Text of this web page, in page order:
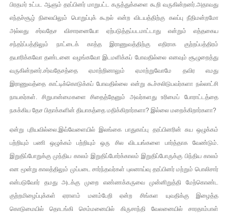
பிரதமர் உட்பட ஆளும் தரப்பினர் மாறுபட்ட கருத்துக்களை கூறி வருகின்றனர்.அதாவது
எந்தச்சூழ் நிலையிலும் பொறுப்புக் கூறல் என்ற விடயத்திற்கு கலப்பு நீதிமன்றமோ
அல்லது சர்வதேச விசாரனையோ ஏற்படுத்தப்படமாட்டாது என்றும் எத்தகைய
சந்தர்ப்பத்திலும் நாட்டைக் காத்த இராணுவத்திற்கு எதிராக குற்றப்பத்திரம்
தயாரிக்கவோ தண்டனை வழங்கவோ இடமளிக்கப் போவதில்லை எனவும் சூழுறைத்து
வருகின்றனர்.சர்வதேசத்தை ஏமாற்றினாலும் ஏமாற்றுவோமே தவிர எமது
இராணுவத்தை காட்டிக்கொடுக்கப் போவதில்லை என்று கூச்சலிடுபவர்களா நல்லாட்சி
நாயகர்கள். சிறுபான்மைகளை சிதைத்தேனும் அவர்களது உரிமைப் போராட்டத்தை
நசுக்கிய தேச பிதாக்களின் தியாகத்தை மதிக்கிறார்களா? இல்லை மறைக்கிறார்களா?
ஏன்று புரியவில்லை.இவ்வேளையில் இலங்கை பாதுகாப்பு தரப்பினரின் சுய ஒழுக்கம்
பற்றியும் பணி ஒழுக்கம் பற்றியும் ஒரு சில விடயங்களை பார்த்தாக வேண்டும்.
இறுதிப்போறுக்கு முந்திய காலம் இறுதிப்போர்க்காலம் இறுதிப்போருக்கு பிந்திய காலம்
என மூன்று காலத்திலும் முப்படை சார்ந்தவர்கள் புலனாய்வு தரப்பினர் மற்றும் பொலிசார்
என்படுவோர் தமது அடக்கு முறை எண்ணக்கருவை முன்னிறுத்தி மேற்கொண்ட
குற்றமிழைப்புக்கள் ஏராளம் மனம்பேறி ஏன்ற சிங்கள யுவதிக்கு இழைத்த
கொடுமையில் தொடங்கி செம்மனையில் கிருசாந்தி வேலனையில் சாரதாம்பாள்